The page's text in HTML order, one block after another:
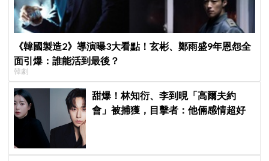
《韓國製造2》導演曝3大看點！玄彬、鄭雨盛9年恩怨全
面引爆：誰能活到最後？
韓劇
甜爆！林知衍、李到晛「高爾夫約
會」被捕獲，目擊者：他倆感情超好